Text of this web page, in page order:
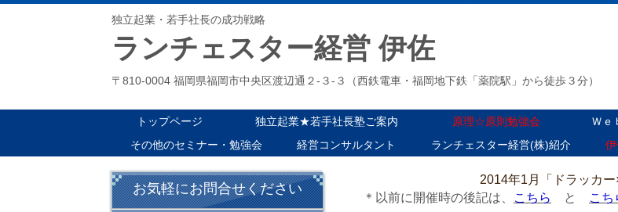
独立起業・若手社長の成功戦略
ランチェスター経営 伊佐
〒810-0004 福岡県福岡市中央区渡辺通２-３-３（西鉄電車・福岡地下鉄「薬院駅」から徒歩３分）
トップページ 独立起業★若手社長塾ご案内 原理☆原則勉強会 Ｗｅ
その他のセミナー・勉強会
経営コンサルタント ランチェスター経営(株)紹介
2014年1月「ドラッカ
＊以前に開催時の後記は、
こちら と こち
お気軽にお問合せください